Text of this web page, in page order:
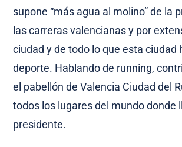
supone “más agua al molino” de la
las carreras valencianas y por
ciudad y de todo lo que esta ciudad
deporte. Hablando de running,
el pabellón de Valencia Ciudad del
todos los lugares del mundo donde
presidente.